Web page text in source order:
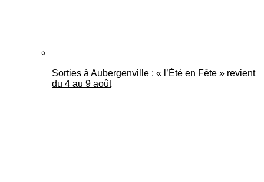
Sorties à Aubergenville : « l’Été en Fête » revient
du 4 au 9 août